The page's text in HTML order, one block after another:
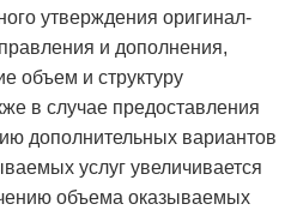
утверждения оригинал-
и дополнения,
объем и структуру
в случае предоставления
дополнительных вариантов
услуг увеличивается
объема оказываемых